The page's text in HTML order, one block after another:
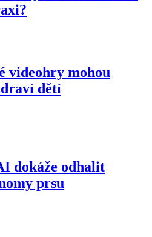
videohry mohou
dětí
dokáže odhalit
prsu